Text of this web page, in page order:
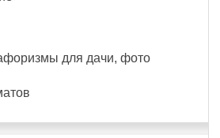
для дачи, фото